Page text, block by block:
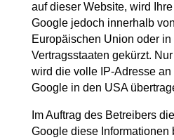
auf dieser Website, wird
Google jedoch innerhalb
Europäischen Union oder in
Vertragsstaaten gekürzt.
wird die volle IP-Adresse
Google in den USA
Im Auftrag des Betreibers
Google diese Informationen